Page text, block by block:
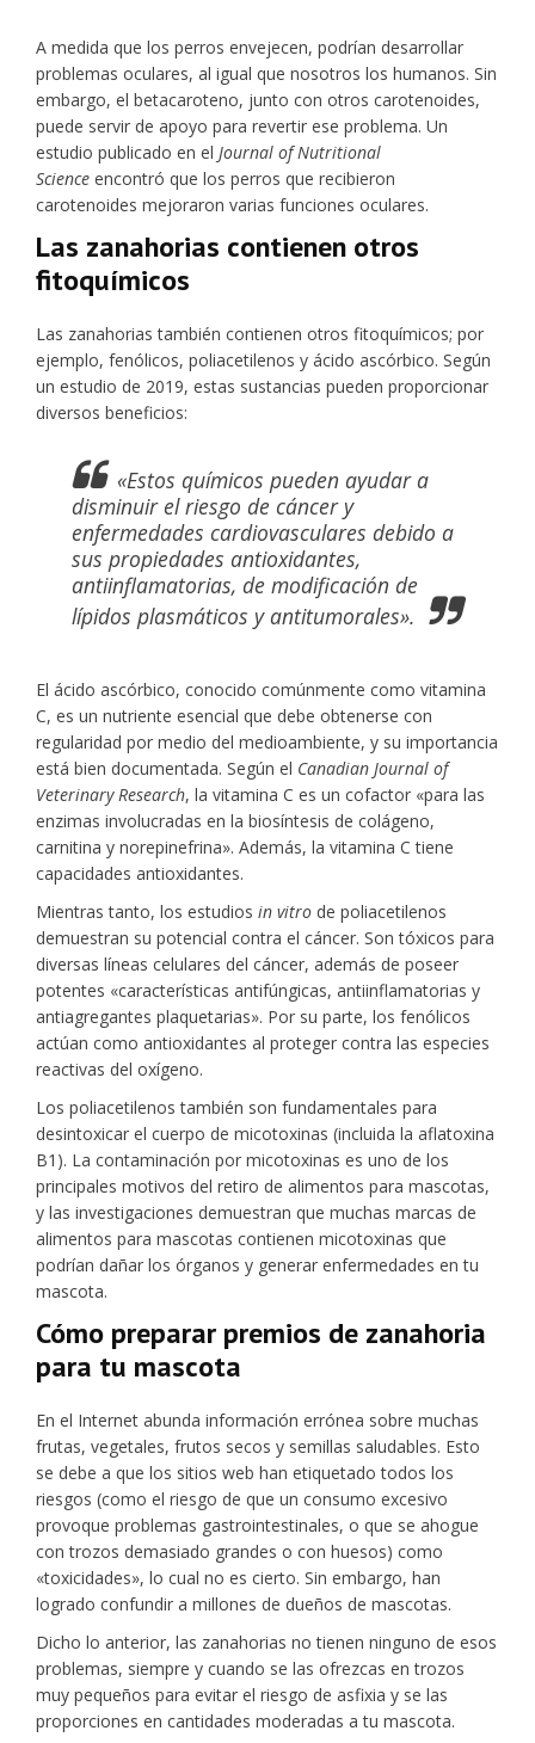
A medida que los perros envejecen, podrían desarrollar
problemas oculares, al igual que nosotros los humanos. Sin
embargo, el betacaroteno, junto con otros carotenoides,
puede servir de apoyo para revertir ese problema. Un
estudio publicado en el Journal of Nutritional
Science encontró que los perros que recibieron
carotenoides mejoraron varias funciones oculares.
Las zanahorias contienen otros
fitoquímicos
Las zanahorias también contienen otros fitoquímicos; por
ejemplo, fenólicos, poliacetilenos y ácido ascórbico. Según
un estudio de 2019, estas sustancias pueden proporcionar
diversos beneficios:
«Estos químicos pueden ayudar a
disminuir el riesgo de cáncer y
enfermedades cardiovasculares debido a
sus propiedades antioxidantes,
antiinflamatorias, de modificación de
lípidos plasmáticos y antitumorales».
El ácido ascórbico, conocido comúnmente como vitamina
C, es un nutriente esencial que debe obtenerse con
regularidad por medio del medioambiente, y su importancia
está bien documentada. Según el Canadian Journal of
Veterinary Research, la vitamina C es un cofactor «para las
enzimas involucradas en la biosíntesis de colágeno,
carnitina y norepinefrina». Además, la vitamina C tiene
capacidades antioxidantes.
Mientras tanto, los estudios in vitro de poliacetilenos
demuestran su potencial contra el cáncer. Son tóxicos para
diversas líneas celulares del cáncer, además de poseer
potentes «características antifúngicas, antiinflamatorias y
antiagregantes plaquetarias». Por su parte, los fenólicos
actúan como antioxidantes al proteger contra las especies
reactivas del oxígeno.
Los poliacetilenos también son fundamentales para
desintoxicar el cuerpo de micotoxinas (incluida la aflatoxina
B1). La contaminación por micotoxinas es uno de los
principales motivos del retiro de alimentos para mascotas,
y las investigaciones demuestran que muchas marcas de
alimentos para mascotas contienen micotoxinas que
podrían dañar los órganos y generar enfermedades en tu
mascota.
Cómo preparar premios de zanahoria
para tu mascota
En el Internet abunda información errónea sobre muchas
frutas, vegetales, frutos secos y semillas saludables. Esto
se debe a que los sitios web han etiquetado todos los
riesgos (como el riesgo de que un consumo excesivo
provoque problemas gastrointestinales, o que se ahogue
con trozos demasiado grandes o con huesos) como
«toxicidades», lo cual no es cierto. Sin embargo, han
logrado confundir a millones de dueños de mascotas.
Dicho lo anterior, las zanahorias no tienen ninguno de esos
problemas, siempre y cuando se las ofrezcas en trozos
muy pequeños para evitar el riesgo de asfixia y se las
proporciones en cantidades moderadas a tu mascota.